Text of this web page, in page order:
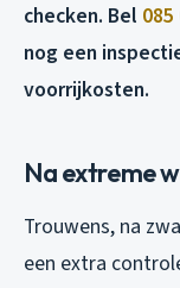
checken. Bel 085
nog een
voorrijkosten.
Na extreme
Trouwens, na
een extra